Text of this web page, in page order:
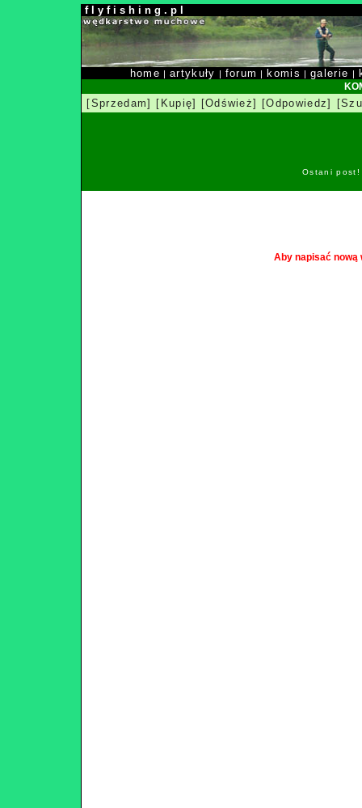
f l y f i s h i n g . p l
home |artykuły | forum | komis |galerie |
[Sprzedam] [Kupię] [Odśwież] [Odpowiedz]
Ostani post!
Aby napisać nową